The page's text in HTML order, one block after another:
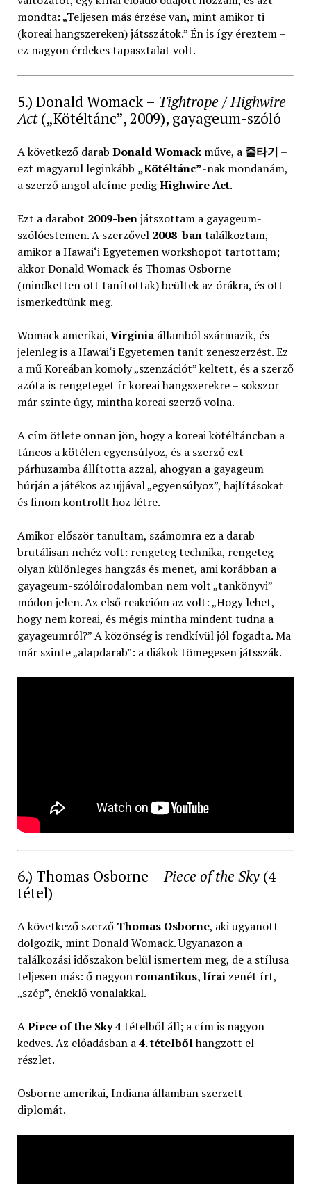
mondta: „Teljesen más érzése van, mint amikor ti
(koreai hangszereken) játsszátok.” Én is így éreztem –
ez nagyon érdekes tapasztalat volt.
5.) Donald Womack – Tightrope / Highwire
Act(„Kötéltánc”, 2009), gayageum-szóló
A következő darab Donald Womackműve, a 줄타기 –
ezt magyarul leginkább „Kötéltánc”-nak mondanám,
a szerző angol alcíme pedigHighwire Act.
Ezt a darabot 2009-benjátszottam a gayageum-
szólóestemen. A szerzővel 2008-bantalálkoztam,
amikor a Hawai‘i Egyetemen workshopot tartottam;
akkor Donald Womack és Thomas Osborne
(mindketten ott tanítottak) beültek az órákra, és ott
ismerkedtünk meg.
Womack amerikai, Virginiaállamból származik, és
jelenleg is a Hawai‘i Egyetemen tanít zeneszerzést. Ez
a mű Koreában komoly „szenzációt” keltett, és a szerző
azóta is rengeteget ír koreai hangszerekre – sokszor
már szinte úgy, mintha koreai szerző volna.
A cím ötlete onnan jön, hogy a koreai kötéltáncban a
táncos a kötélen egyensúlyoz, és a szerző ezt
párhuzamba állította azzal, ahogyan a gayageum
húrján a játékos az ujjával „egyensúlyoz”, hajlításokat
és finom kontrollt hoz létre.
Amikor először tanultam, számomra ez a darab
brutálisan nehéz volt: rengeteg technika, rengeteg
olyan különleges hangzás és menet, ami korábban a
gayageum-szólóirodalomban nem volt „tankönyvi”
módon jelen. Az első reakcióm az volt: „Hogy lehet,
hogy nem koreai, és mégis mintha mindent tudna a
gayageumról?” A közönség is rendkívül jól fogadta. Ma
már szinte „alapdarab”: a diákok tömegesen játsszák.
6.) Thomas Osborne –Piece of the Sky(4
tétel)
A következő szerző Thomas Osborne, aki ugyanott
dolgozik, mint Donald Womack. Ugyanazon a
találkozási időszakon belül ismertem meg, de a stílusa
teljesen más: ő nagyonromantikus, líraizenét írt,
„szép”, éneklő vonalakkal.
APiece of the Sky4tételből áll; a cím is nagyon
kedves. Az előadásban a4. tételbőlhangzott el
részlet.
Osborne amerikai, Indiana államban szerzett
diplomát.